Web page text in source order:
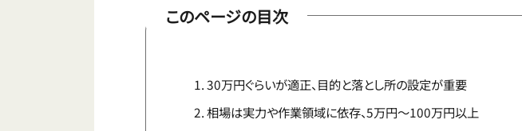
このページの目次
30万円ぐらいが適正、目的と落とし所の設定が重要
相場は実力や作業領域に依存、5万円〜100万円以上